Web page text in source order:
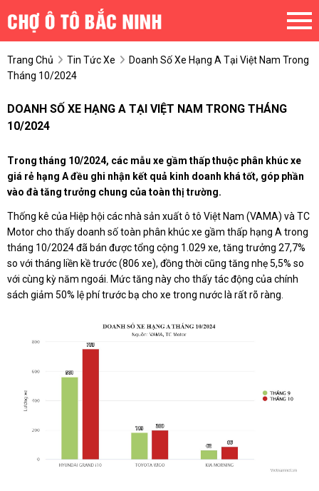
Trang Chủ Tin Tức Xe
Doanh Số Xe Hạng A Tại Việt Nam Trong
Tháng 10/2024
DOANH SỐ XE HẠNG A TẠI VIỆT NAM TRONG THÁNG
10/2024
Trong tháng 10/2024, các mẫu xe gầm thấp thuộc phân khúc xe
giá rẻ hạng A đều ghi nhận kết quả kinh doanh khá tốt, góp phần
vào đà tăng trưởng chung của toàn thị trường.
Thống kê của Hiệp hội các nhà sản xuất ô tô Việt Nam (VAMA) và TC
Motor cho thấy doanh số toàn phân khúc xe gầm thấp hạng A trong
tháng 10/2024 đã bán được tổng cộng 1.029 xe, tăng trưởng 27,7%
so với tháng liền kề trước (806 xe), đồng thời cũng tăng nhẹ 5,5% so
với cùng kỳ năm ngoái. Mức tăng này cho thấy tác động của chính
sách giảm 50% lệ phí trước bạ cho xe trong nước là rất rõ ràng.